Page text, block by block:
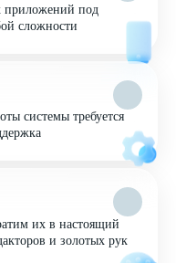
приложений под
сложности
системы требуется
их в настоящий
и золотых рук